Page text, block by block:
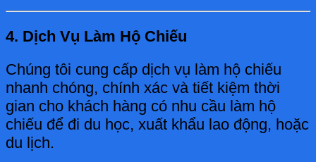
4. Dịch Vụ Làm Hộ Chiếu
Chúng tôi cung cấp dịch vụ làm hộ chiếu
nhanh chóng, chính xác và tiết kiệm thời
gian cho khách hàng có nhu cầu làm hộ
chiếu để đi du học, xuất khẩu lao động, hoặc
du lịch.